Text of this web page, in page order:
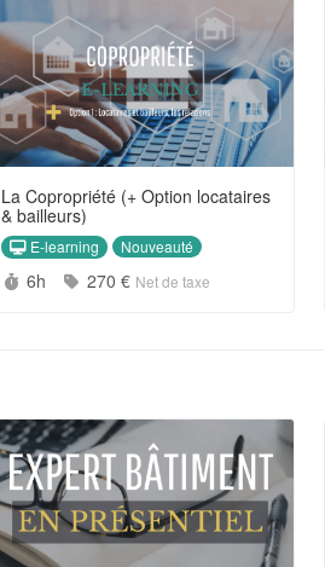
La Copropriété (+ Option locataires
& bailleurs)
E-learning Nouveauté
Durée :
6h Prix :
270 € Net de taxe